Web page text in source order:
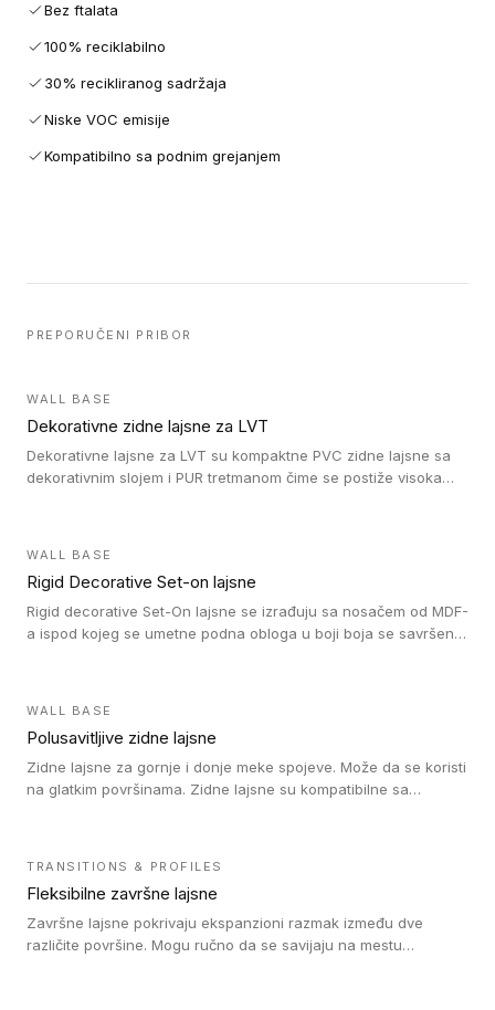
Bez ftalata
100% reciklabilno
30% recikliranog sadržaja
Niske VOC emisije
Kompatibilno sa podnim grejanjem
PREPORUČENI PRIBOR
WALL BASE
Dekorativne zidne lajsne za LVT
Dekorativne lajsne za LVT su kompaktne PVC zidne lajsne sa
dekorativnim slojem i PUR tretmanom čime se postiže visoka
WALL BASE
Rigid Decorative Set-on lajsne
Rigid decorative Set-On lajsne se izrađuju sa nosačem od MDF-
a ispod kojeg se umetne podna obloga u boji boja se savršeno
WALL BASE
Polusavitljive zidne lajsne
Zidne lajsne za gornje i donje meke spojeve. Može da se koristi
na glatkim površinama. Zidne lajsne su kompatibilne sa
TRANSITIONS & PROFILES
Fleksibilne završne lajsne
Završne lajsne pokrivaju ekspanzioni razmak između dve
različite površine. Mogu ručno da se savijaju na mestu